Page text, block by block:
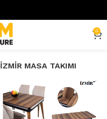
0
İZMİR MASA TAKIMI